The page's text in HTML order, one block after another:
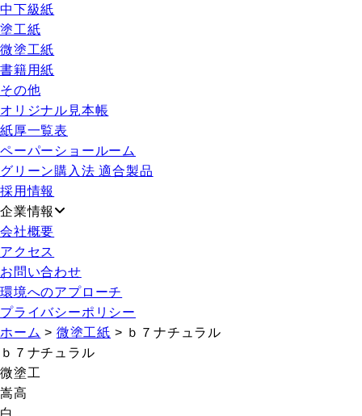
中下級紙
塗工紙
微塗工紙
書籍用紙
その他
オリジナル見本帳
紙厚一覧表
ペーパーショールーム
グリーン購入法 適合製品
採用情報
企業情報
会社概要
アクセス
お問い合わせ
環境へのアプローチ
プライバシーポリシー
ホーム > 微塗工紙 > ｂ７ナチュラル
ｂ７ナチュラル
微塗工
嵩高
白